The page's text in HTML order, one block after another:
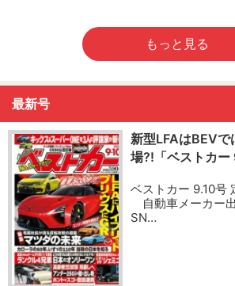
もっと見る
最新号
新型LFAはBEV
場?!「ベストカー
ベストカー 9.10号
自動車メーカー
SN…